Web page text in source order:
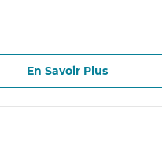
En Savoir Plus